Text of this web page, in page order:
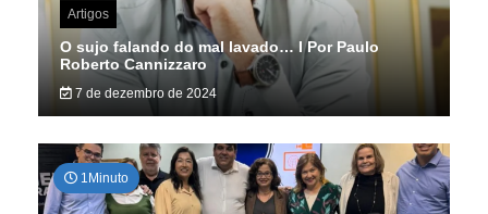
Artigos
O sujo falando do mal lavado… I Por Paulo
Roberto Cannizzaro
7 de dezembro de 2024
1Minuto